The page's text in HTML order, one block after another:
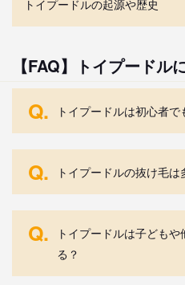
トイプードルの起源や歴史
【FAQ】トイプード
Q. トイプードルは初心者で
Q. トイプードルの抜け毛は
Q.
トイプードルは子ども
る？